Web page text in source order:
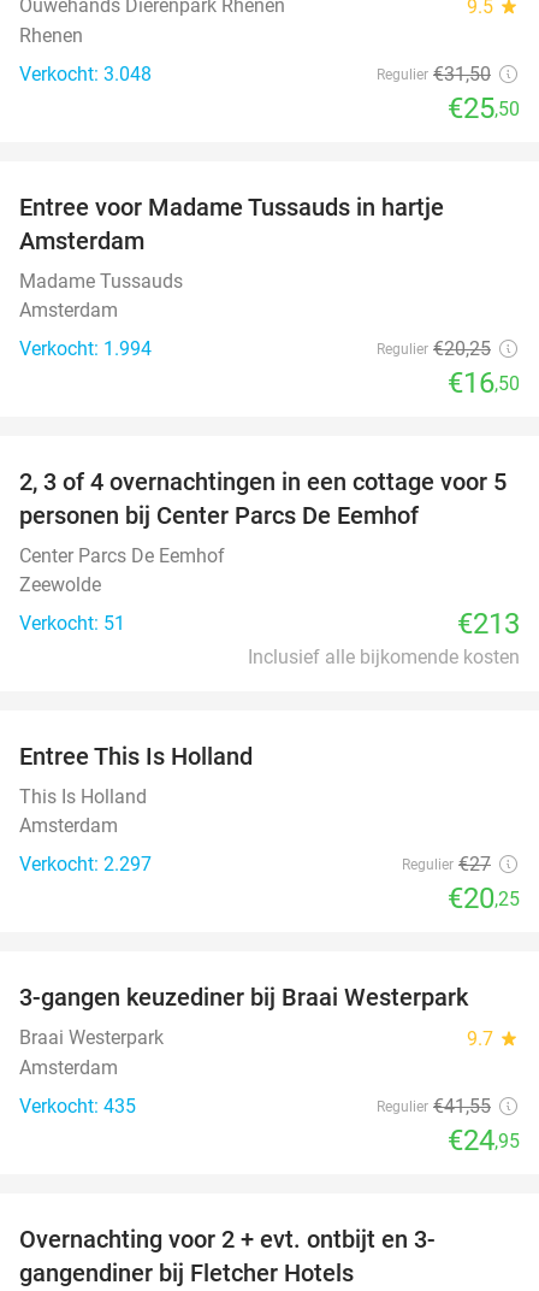
Ouwehands Dierenpark Rhenen 9.5 star
Rhenen
Verkocht: 3.048
Regulier €31,50
€25,50
Entree voor Madame Tussauds in hartje
Amsterdam
Madame Tussauds
Amsterdam
Verkocht: 1.994
Regulier €20,25
€16,50
2, 3 of 4 overnachtingen in een cottage voor 5
personen bij Center Parcs De Eemhof
Center Parcs De Eemhof
Zeewolde
Verkocht: 51
€213
Inclusief alle bijkomende kosten
Entree This Is Holland
This Is Holland
Amsterdam
Verkocht: 2.297
Regulier €27
€20,25
40%
3-gangen keuzediner bij Braai Westerpark
Braai Westerpark 9.7 star
Amsterdam
Verkocht: 435
Regulier €41,55
€24,95
Overnachting voor 2 + evt. ontbijt en 3-
gangendiner bij Fletcher Hotels